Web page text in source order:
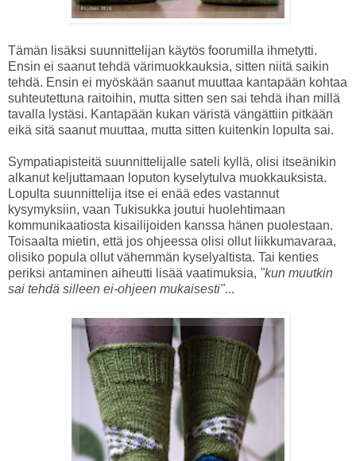
Tämän lisäksi suunnittelijan käytös foorumilla ihmetytti.
Ensin ei saanut tehdä värimuokkauksia, sitten niitä saikin
tehdä. Ensin ei myöskään saanut muuttaa kantapään kohtaa
suhteutettuna raitoihin, mutta sitten sen sai tehdä ihan millä
tavalla lystäsi. Kantapään kukan väristä vängättiin pitkään
eikä sitä saanut muuttaa, mutta sitten kuitenkin lopulta sai.
Sympatiapisteitä suunnittelijalle sateli kyllä, olisi itseänikin
alkanut keljuttamaan loputon kyselytulva muokkauksista.
Lopulta suunnittelija itse ei enää edes vastannut
kysymyksiin, vaan Tukisukka joutui huolehtimaan
kommunikaatiosta kisailijoiden kanssa hänen puolestaan.
Toisaalta mietin, että jos ohjeessa olisi ollut liikkumavaraa,
olisiko popula ollut vähemmän kyselyaltista. Tai kenties
periksi antaminen aiheutti lisää vaatimuksia, "kun muutkin
sai tehdä silleen ei-ohjeen mukaisesti"...